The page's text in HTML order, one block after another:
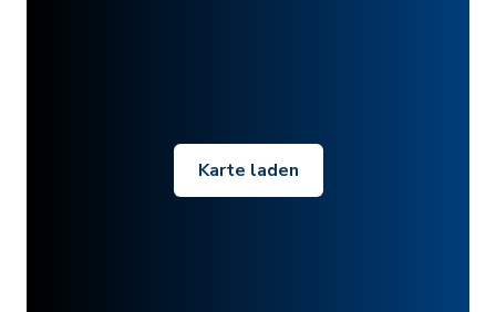
Karte laden